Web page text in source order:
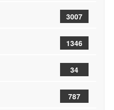
3007
1346
34
787